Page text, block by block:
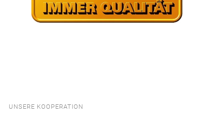
UNSERE KOOPERATION